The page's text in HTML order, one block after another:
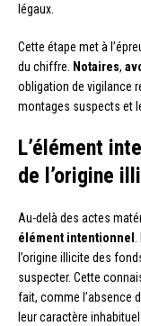
légaux.
Cette étape met à
du chiffre.
Notaires,
obligation de vigilance
montages suspects et
L’élément
de l’origine
Au-delà des actes
élément intentionnel
l’origine illicite des
suspecter. Cette
fait, comme l’absence
leur caractère inhabituel.